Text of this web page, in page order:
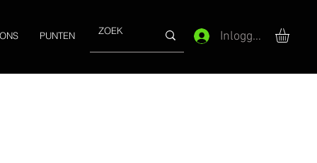
PUNTEN Inloggen